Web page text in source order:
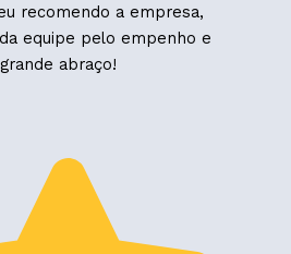
recomendo a empresa,
equipe pelo empenho e
abraço!